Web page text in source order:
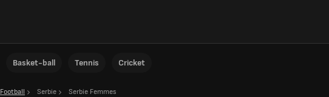
Basket-ball Tennis Cricket
Football Serbie Serbie Femmes